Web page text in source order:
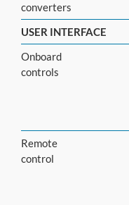
converters
USER INTERFACE
Onboard
controls
Remote
control